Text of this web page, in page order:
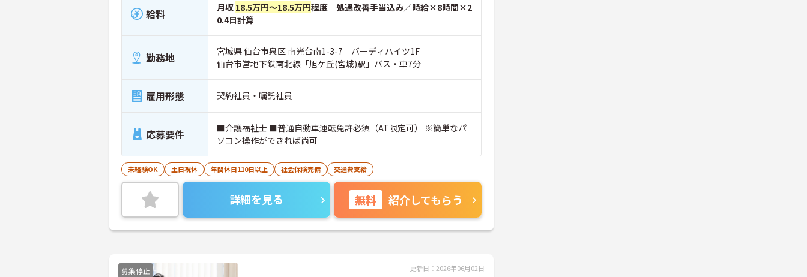
給料 月収 18.5万円～18.5万円程度 処遇改善手当込み／時給×8時間×2
0.4日計算
勤務地
宮城県 仙台市泉区 南光台南1-3-7 バーディハイツ1F
仙台市営地下鉄南北線「旭ケ丘(宮城)駅」バス・車7分
雇用形態 契約社員・嘱託社員
応募要件
■介護福祉士 ■普通自動車運転免許必須（AT限定可） ※簡単なパ
ソコン操作ができれば尚可
未経験OK 土日祝休 年間休日110日以上 社会保険完備 交通費支給
詳細を見る 無料 紹介してもらう
募集停止 更新日：2026年06月02日